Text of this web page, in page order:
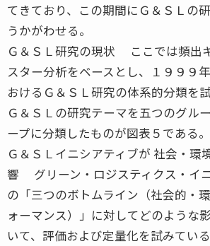
てきており、この期間にＧ＆ＳＬの
うかがわせる。
Ｇ＆ＳＬ研究の現状 ここでは頻出
スター分析をベースとし、１９９９
おけるＧ＆ＳＬ研究の体系的分類を試
Ｇ＆ＳＬの研究テーマを五つのグル
ープに分類したものが図表５である。
Ｇ＆ＳＬイニシアティブが 社会・環
響 グリーン・ロジスティクス・イ
の「三つのボトムライン（社会的・
ォーマンス）」に対してどのような
いて、評価および定量化を試みてい